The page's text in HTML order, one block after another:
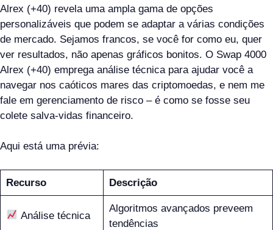
Alrex (+40) revela uma ampla gama de opções
personalizáveis que podem se adaptar a várias condições
de mercado. Sejamos francos, se você for como eu, quer
ver resultados, não apenas gráficos bonitos. O Swap 4000
Alrex (+40) emprega análise técnica para ajudar você a
navegar nos caóticos mares das criptomoedas, e nem me
fale em gerenciamento de risco – é como se fosse seu
colete salva-vidas financeiro.
Aqui está uma prévia:
Recurso Descrição
Análise técnica
Algoritmos avançados preveem
tendências